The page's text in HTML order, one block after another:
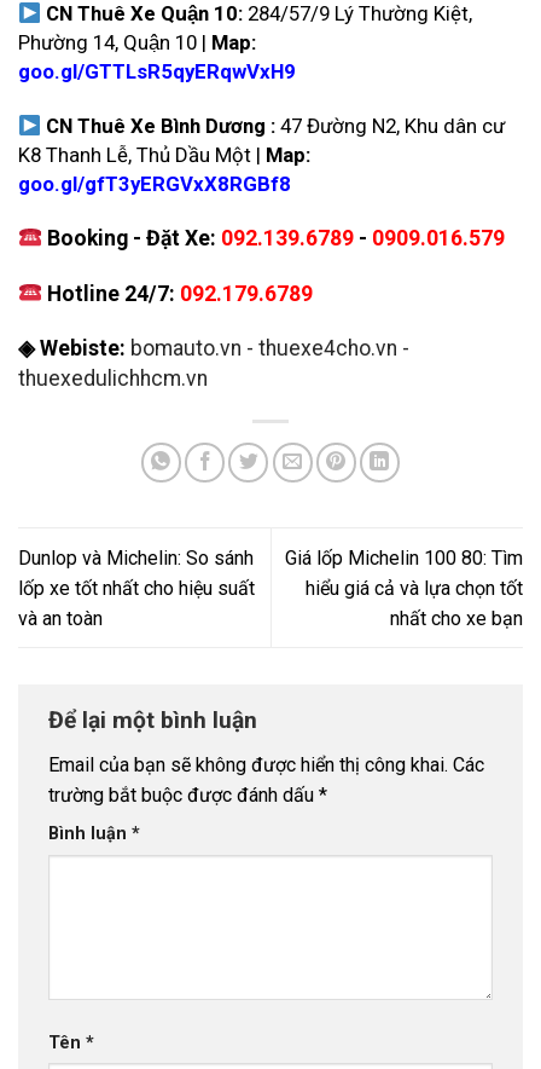
CN Thuê Xe Quận 10: 284/57/9 Lý Thường Kiệt,
Phường 14, Quận 10 | Map:
goo.gl/GTTLsR5qyERqwVxH9
CN Thuê Xe Bình Dương :47 Đường N2, Khu dân cư
K8 Thanh Lễ, Thủ Dầu Một | Map:
goo.gl/gfT3yERGVxX8RGBf8
Booking - Đặt Xe: 092.139.6789 - 0909.016.579
Hotline 24/7: 092.179.6789
◈ Webiste: bomauto.vn - thuexe4cho.vn -
thuexedulichhcm.vn
Dunlop và Michelin: So sánh
lốp xe tốt nhất cho hiệu suất
và an toàn
Giá lốp Michelin 100 80: Tìm
hiểu giá cả và lựa chọn tốt
nhất cho xe bạn
Để lại một bình luận
Email của bạn sẽ không được hiển thị công khai. Các
trường bắt buộc được đánh dấu *
Bình luận *
Tên *